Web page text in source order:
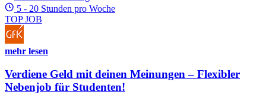
5 - 20 Stunden pro Woche
TOP JOB
mehr lesen
Verdiene Geld mit deinen Meinungen – Flexibler
Nebenjob für Studenten!